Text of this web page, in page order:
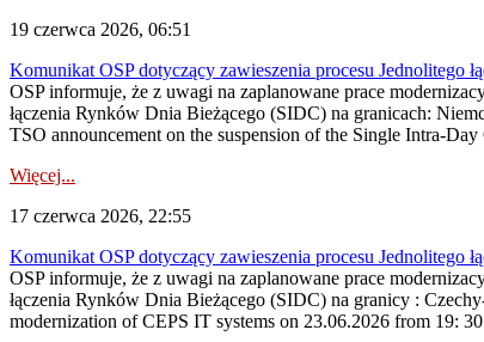
19 czerwca 2026, 06:51
Komunikat OSP dotyczący zawieszenia procesu Jednolitego
OSP informuje, że z uwagi na zaplanowane prace
łączenia Rynków Dnia Bieżącego (SIDC) na granicach:
TSO announcement on the suspension of the Single Intra-
Więcej...
17 czerwca 2026, 22:55
Komunikat OSP dotyczący zawieszenia procesu Jednolitego
OSP informuje, że z uwagi na zaplanowane prace
łączenia Rynków Dnia Bieżącego (SIDC) na granicy :
modernization of CEPS IT systems on 23.06.2026 from 19: